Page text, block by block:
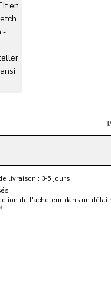
livraison : 3-5 jours
de l'acheteur dans un délai